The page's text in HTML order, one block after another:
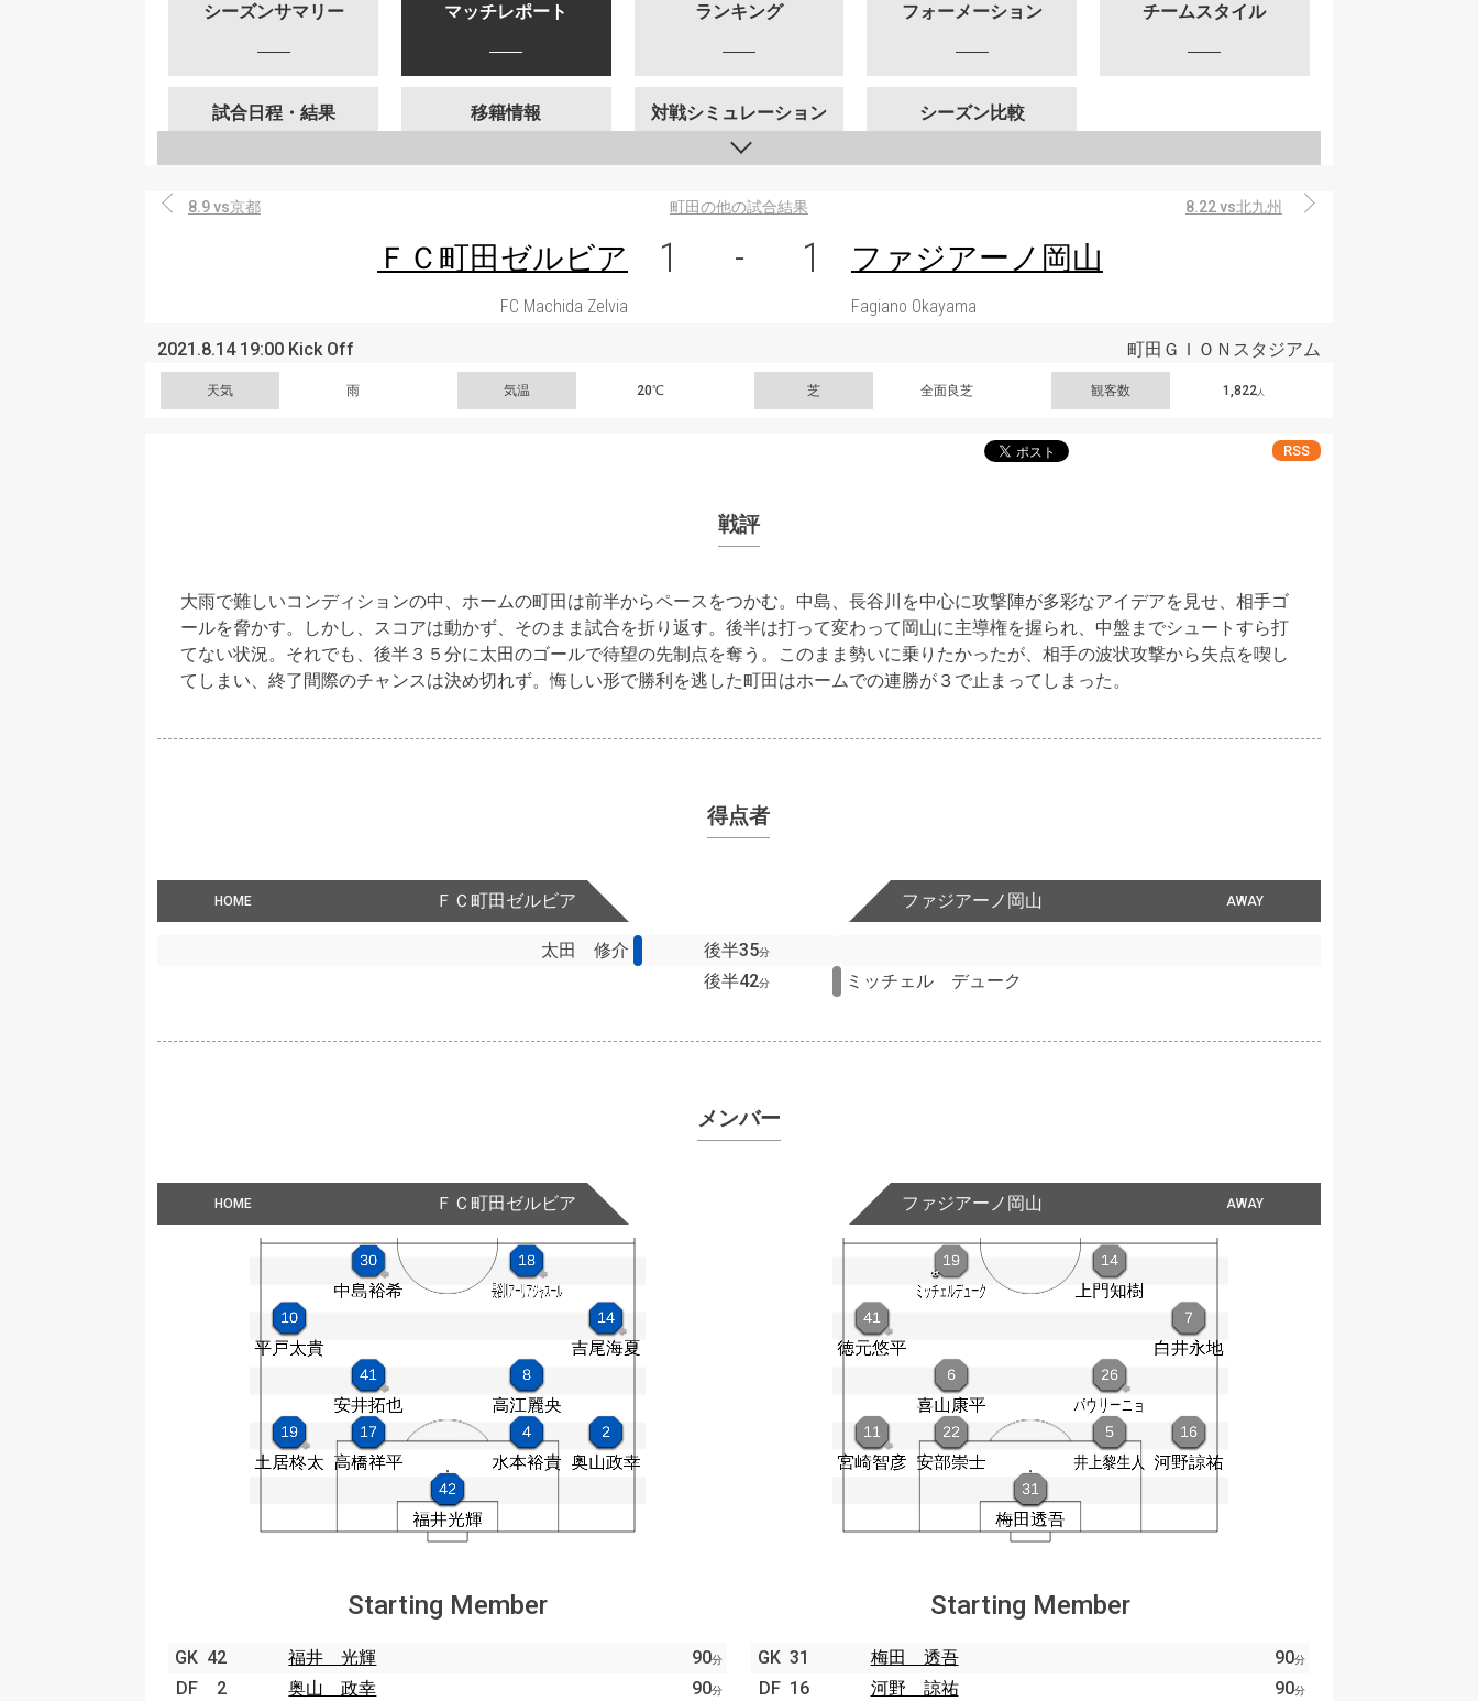
シーズンサマリー マッチレポート ランキング フォーメーション チームスタイル
試合日程・結果 移籍情報 対戦シミュレーション シーズン比較
8.9 vs京都 町田の他の試合結果 8.22 vs北九州
ＦＣ町田ゼルビア 1 - 1 ファジアーノ岡山
FC Machida Zelvia Fagiano Okayama
2021.8.14 19:00 Kick Off 町田ＧＩＯＮスタジアム
天気 雨 気温 20℃ 芝 全面良芝 観客数 1,822人
RSS
戦評
大雨で難しいコンディションの中、ホームの町田は前半からペースをつかむ。中島、長谷川を中心に攻撃陣が多彩なアイデアを見せ、相手ゴ
ールを脅かす。しかし、スコアは動かず、そのまま試合を折り返す。後半は打って変わって岡山に主導権を握られ、中盤までシュートすら打
てない状況。それでも、後半３５分に太田のゴールで待望の先制点を奪う。このまま勢いに乗りたかったが、相手の波状攻撃から失点を喫し
てしまい、終了間際のチャンスは決め切れず。悔しい形で勝利を逃した町田はホームでの連勝が３で止まってしまった。
得点者
HOME ＦＣ町田ゼルビア AWAY
ファジアーノ岡山
太田 修介 後半35分
後半42分 ミッチェル デューク
メンバー
HOME ＦＣ町田ゼルビア AWAY
ファジアーノ岡山
Starting Member
GK 42 福井 光輝 90分
DF 2 奥山 政幸 90分
Starting Member
GK 31 梅田 透吾 90分
DF 16 河野 諒祐 90分